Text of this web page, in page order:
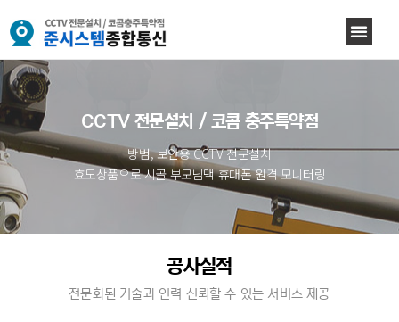
CCTV 전문설치 / 코콤 충주특약점
방범, 보안용 CCTV 전문설치
효도상품으로 시골 부모님댁 휴대폰 원격 모니터링
공사실적
전문화된 기술과 인력 신뢰할 수 있는 서비스 제공